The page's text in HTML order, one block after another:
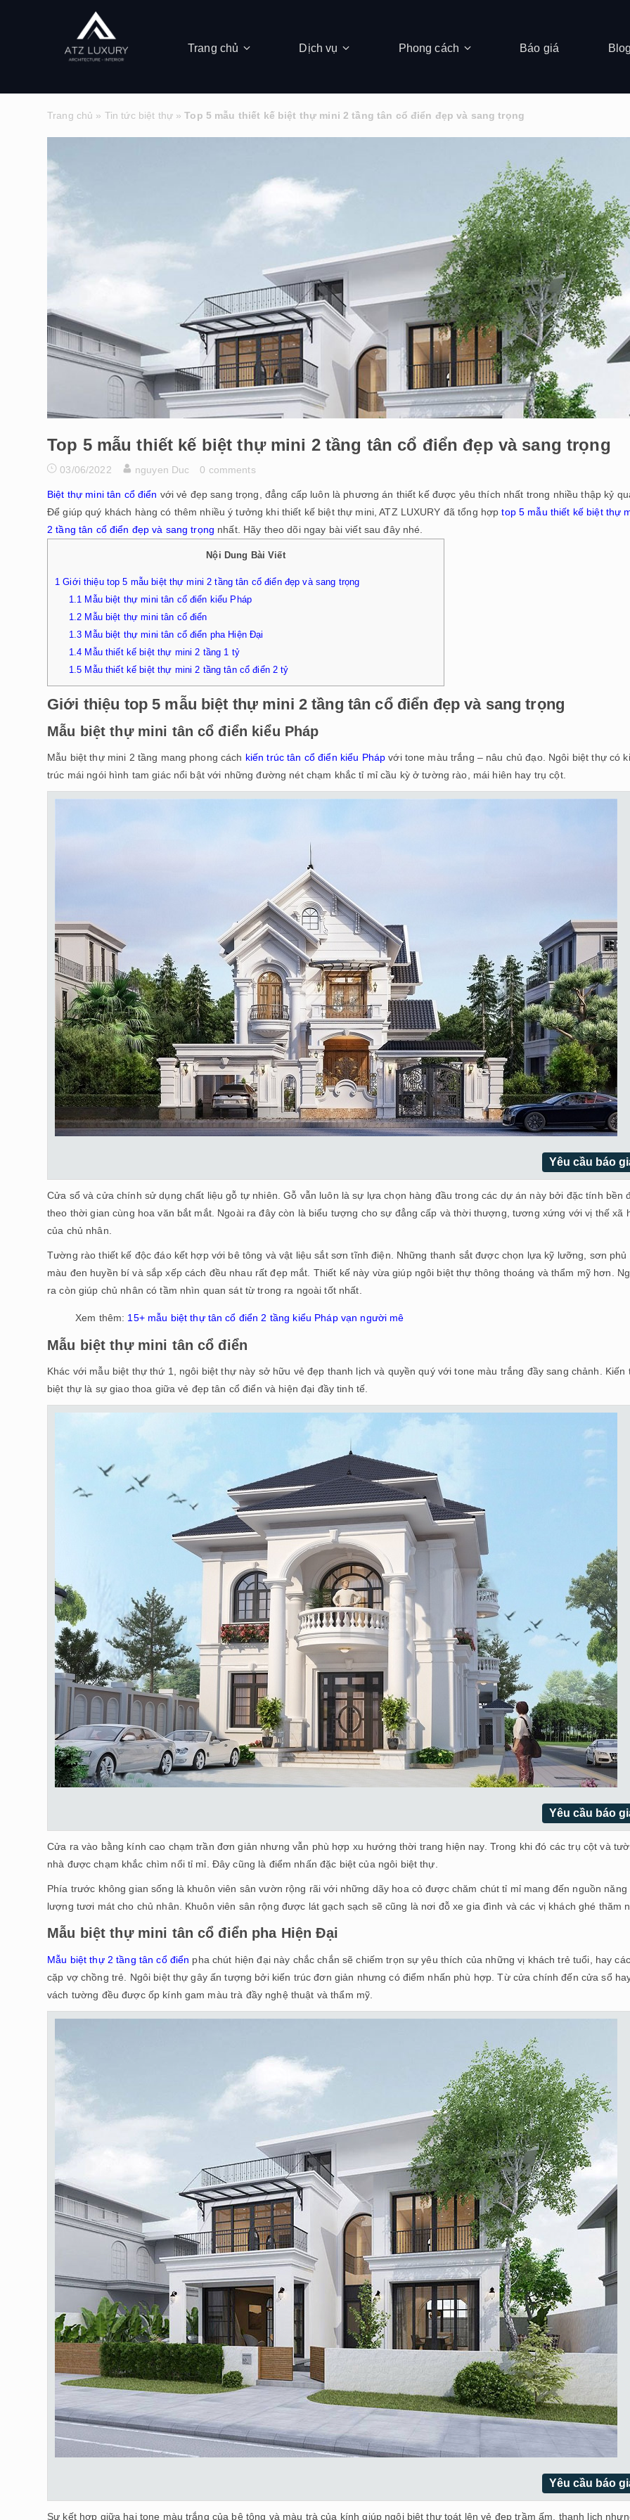
Trang chủ Dịch vụ Phong cách Báo giá
Trang chủ » Tin tức biệt thự»Top 5 mẫu thiết kế biệt thự mini 2 tầng tân cổ điển đẹp và sang trọng
Top 5 mẫu thiết kế biệt thự mini 2 tầng tân cổ điển đẹp và sang trọng
03/06/2022 nguyen Duc 0 comments
Biệt thự mini tân cổ điển với vẻ đẹp sang trọng, đẳng cấp luôn là phương án thiết kế được yêu thích nhất trong nhiều thập kỷ
Để giúp quý khách hàng có thêm nhiều ý tưởng khi thiết kế biệt thự mini, ATZ LUXURY đã tổng hợptop 5 mẫu thiết kế biệt thự
2 tầng tân cổ điển đẹp và sang trọng nhất. Hãy theo dõi ngay bài viết sau đây nhé.
Nội Dung Bài Viết
1 Giới thiệu top 5 mẫu biệt thự mini 2 tầng tân cổ điển đẹp và sang trọng
1.1 Mẫu biệt thự mini tân cổ điển kiểu Pháp
1.2 Mẫu biệt thự mini tân cổ điển
1.3 Mẫu biệt thự mini tân cổ điển pha Hiện Đại
1.4 Mẫu thiết kế biệt thự mini 2 tầng 1 tỷ
1.5 Mẫu thiết kế biệt thự mini 2 tầng tân cổ điển 2 tỷ
Giới thiệu top 5 mẫu biệt thự mini 2 tầng tân cổ điển đẹp và sang trọng
Mẫu biệt thự mini tân cổ điển kiểu Pháp
Mẫu biệt thự mini 2 tầng mang phong cách kiến trúc tân cổ điển kiểu Pháp với tone màu trắng – nâu chủ đạo. Ngôi biệt thự có
trúc mái ngói hình tam giác nổi bật với những đường nét chạm khắc tỉ mỉ cầu kỳ ở tường rào, mái hiên hay trụ cột.
Yêu cầu báo
Cửa sổ và cửa chính sử dụng chất liệu gỗ tự nhiên. Gỗ vẫn luôn là sự lựa chọn hàng đầu trong các dự án này bởi đặc tính bền
theo thời gian cùng hoa văn bắt mắt. Ngoài ra đây còn là biểu tượng cho sự đẳng cấp và thời thượng, tương xứng với vị thế xã
của chủ nhân.
Tường rào thiết kế độc đáo kết hợp với bê tông và vật liệu sắt sơn tĩnh điện. Những thanh sắt được chọn lựa kỹ lưỡng, sơn phủ
màu đen huyền bí và sắp xếp cách đều nhau rất đẹp mắt. Thiết kế này vừa giúp ngôi biệt thự thông thoáng và thẩm mỹ hơn.
ra còn giúp chủ nhân có tầm nhìn quan sát từ trong ra ngoài tốt nhất.
Xem thêm: 15+ mẫu biệt thự tân cổ điển 2 tầng kiểu Pháp vạn người mê
Mẫu biệt thự mini tân cổ điển
Khác với mẫu biệt thự thứ 1, ngôi biệt thự này sở hữu vẻ đẹp thanh lịch và quyền quý với tone màu trắng đầy sang chảnh. Kiến
biệt thự là sự giao thoa giữa vẻ đẹp tân cổ điển và hiện đại đầy tinh tế.
Yêu cầu báo
Cửa ra vào bằng kính cao chạm trần đơn giản nhưng vẫn phù hợp xu hướng thời trang hiện nay. Trong khi đó các trụ cột và
nhà được chạm khắc chìm nổi tỉ mỉ. Đây cũng là điểm nhấn đặc biệt của ngôi biệt thự.
Phía trước không gian sống là khuôn viên sân vườn rộng rãi với những dãy hoa cỏ được chăm chút tỉ mỉ mang đến nguồn năng
lượng tươi mát cho chủ nhân. Khuôn viên sân rộng được lát gạch sạch sẽ cũng là nơi đỗ xe gia đình và các vị khách ghé thăm
Mẫu biệt thự mini tân cổ điển pha Hiện Đại
Mẫu biệt thự 2 tầng tân cổ điển pha chút hiện đại này chắc chắn sẽ chiếm trọn sự yêu thích của những vị khách trẻ tuổi, hay các
cặp vợ chồng trẻ. Ngôi biệt thự gây ấn tượng bởi kiến trúc đơn giản nhưng có điểm nhấn phù hợp. Từ cửa chính đến cửa sổ
vách tường đều được ốp kính gam màu trà đầy nghệ thuật và thẩm mỹ.
Yêu cầu báo
Sự kết hợp giữa hai tone màu trắng của bê tông và màu trà của kính giúp ngôi biệt thự toát lên vẻ đẹp trầm ấm, thanh lịch